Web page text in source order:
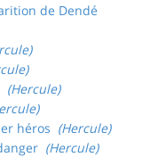
de Dendé
(Hercule)
héros (Hercule)
(Hercule)